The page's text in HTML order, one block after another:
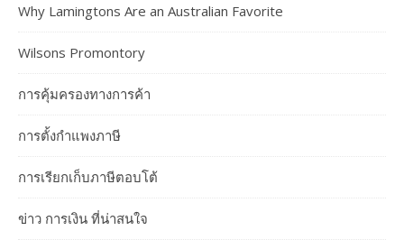
Why Lamingtons Are an Australian Favorite
Wilsons Promontory
การคุ้มครองทางการค้า
การตั้งกำแพงภาษี
การเรียกเก็บภาษีตอบโต้
ข่าว การเงิน ที่น่าสนใจ